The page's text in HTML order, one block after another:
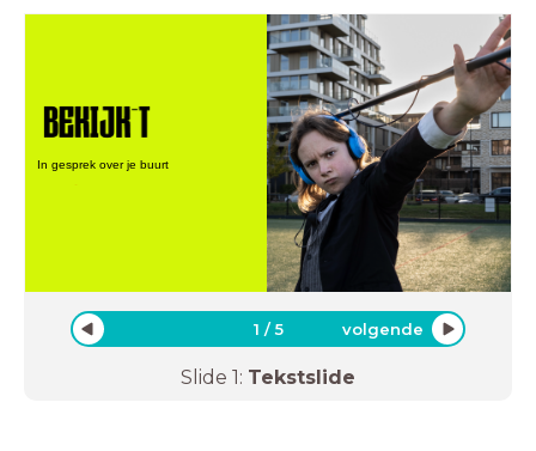
In gesprek over je buurt
1 /5 volgende
Slide 1: Tekstslide